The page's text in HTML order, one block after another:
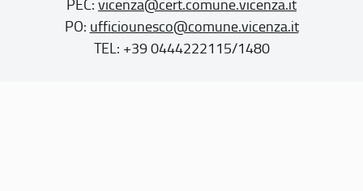
PEC: vicenza@cert.comune.vicenza.it
PO: ufficiounesco@comune.vicenza.it
TEL: +39 0444222115/1480